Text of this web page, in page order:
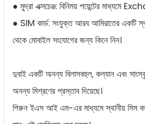
● মুদ্রা এক্সচেঞ্জ: বিনিময় পয়েন্টের মাধ্যমে
● SIM কার্ড: সংযুক্ত আরব আমিরাতের একটি
থেকে মোবাইল সংযোগের জন্য কিনে নিন।
দুবাই একটি অনন্য বিলাসবহুল, কল্যান এবং
অনন্য মিশ্রণের প্রস্তাব দিয়েছে।
পিরুন ইএস আই এম-এর মাধ্যমে স্থানীয় সিম